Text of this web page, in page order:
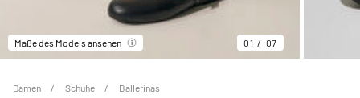
Maße des Models ansehen 01 07
Damen Schuhe Ballerinas